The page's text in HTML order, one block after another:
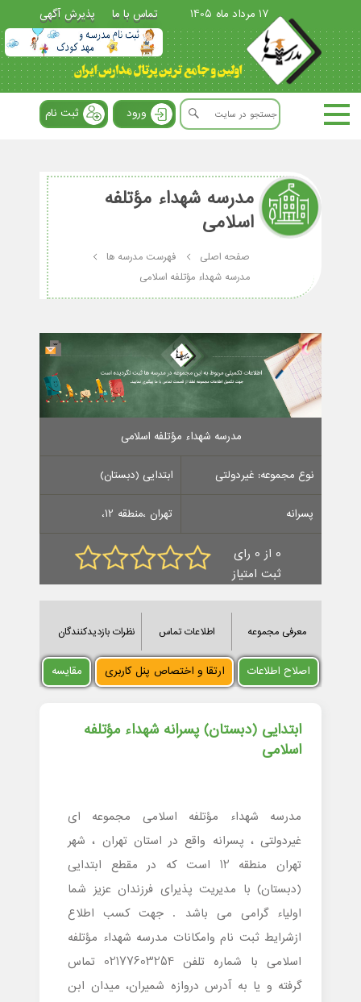
17 مرداد ماه 1405 تماس با ما پذیرش آگهی
ورود ثبت نام
مدرسه شهداء مؤتلفه
اسلامی
صفحه اصلی
فهرست مدرسه ها
مدرسه شهداء مؤتلفه اسلامی
مدرسه شهداء مؤتلفه اسلامی
نوع مجموعه: غیردولتی ابتدایی (دبستان)
پسرانه تهران ،منطقه 12،
0 از 0 رای
ثبت امتیاز
معرفی مجموعه اطلاعات تماس نظرات بازدیدکنندگان
اصلاح اطلاعات ارتقا و اختصاص پنل کاربری مقایسه
ابتدایی (دبستان) پسرانه شهداء مؤتلفه
اسلامی
مدرسه شهداء مؤتلفه اسلامی مجموعه ای
غیردولتی ، پسرانه واقع در استان تهران ، شهر
تهران منطقه 12 است که در مقطع ابتدایی
(دبستان) با مدیریت پذیرای فرزندان عزیز شما
اولیاء گرامی می باشد . جهت کسب اطلاع
ازشرایط ثبت نام وامکانات مدرسه شهداء مؤتلفه
اسلامی با شماره تلفن 02177603254 تماس
گرفته و یا به آدرس دروازه شمیران، میدان ابن